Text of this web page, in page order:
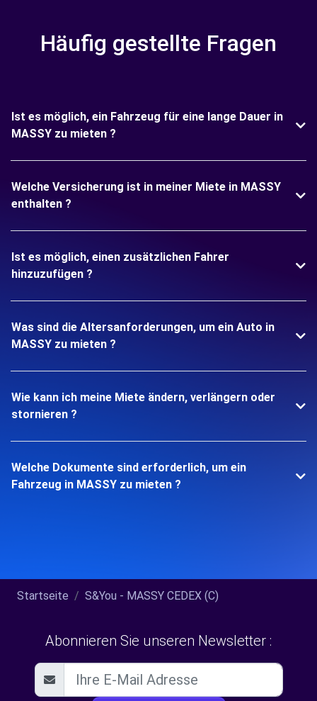
Häufig gestellte Fragen
Ist es möglich, ein Fahrzeug für eine lange Dauer in
MASSY zu mieten ?
Welche Versicherung ist in meiner Miete in MASSY
enthalten ?
Ist es möglich, einen zusätzlichen Fahrer
hinzuzufügen ?
Was sind die Altersanforderungen, um ein Auto in
MASSY zu mieten ?
Wie kann ich meine Miete ändern, verlängern oder
stornieren ?
Welche Dokumente sind erforderlich, um ein
Fahrzeug in MASSY zu mieten ?
Startseite S&You - MASSY CEDEX (C)
Abonnieren Sie unseren Newsletter :